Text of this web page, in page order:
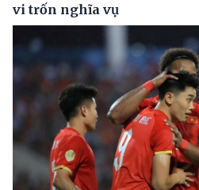
vi trốn nghĩa vụ